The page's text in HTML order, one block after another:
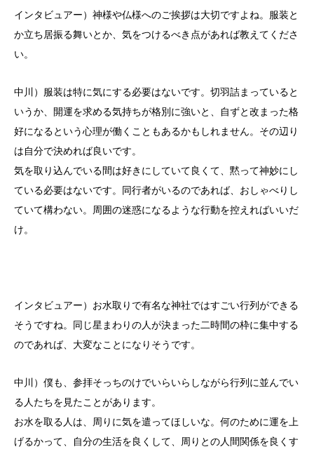
インタビュアー）神様や仏様へのご挨拶は大切ですよね。服装と
か立ち居振る舞いとか、気をつけるべき点があれば教えてくださ
い。
中川）服装は特に気にする必要はないです。切羽詰まっていると
いうか、開運を求める気持ちが格別に強いと、自ずと改まった格
好になるという心理が働くこともあるかもしれません。その辺り
は自分で決めれば良いです。
気を取り込んでいる間は好きにしていて良くて、黙って神妙にし
ている必要はないです。同行者がいるのであれば、おしゃべりし
ていて構わない。周囲の迷惑になるような行動を控えればいいだ
け。
インタビュアー）お水取りで有名な神社ではすごい行列ができる
そうですね。同じ星まわりの人が決まった二時間の枠に集中する
のであれば、大変なことになりそうです。
中川）僕も、参拝そっちのけでいらいらしながら行列に並んでい
る人たちを見たことがあります。
お水を取る人は、周りに気を遣ってほしいな。何のために運を上
げるかって、自分の生活を良くして、周りとの人間関係を良くす